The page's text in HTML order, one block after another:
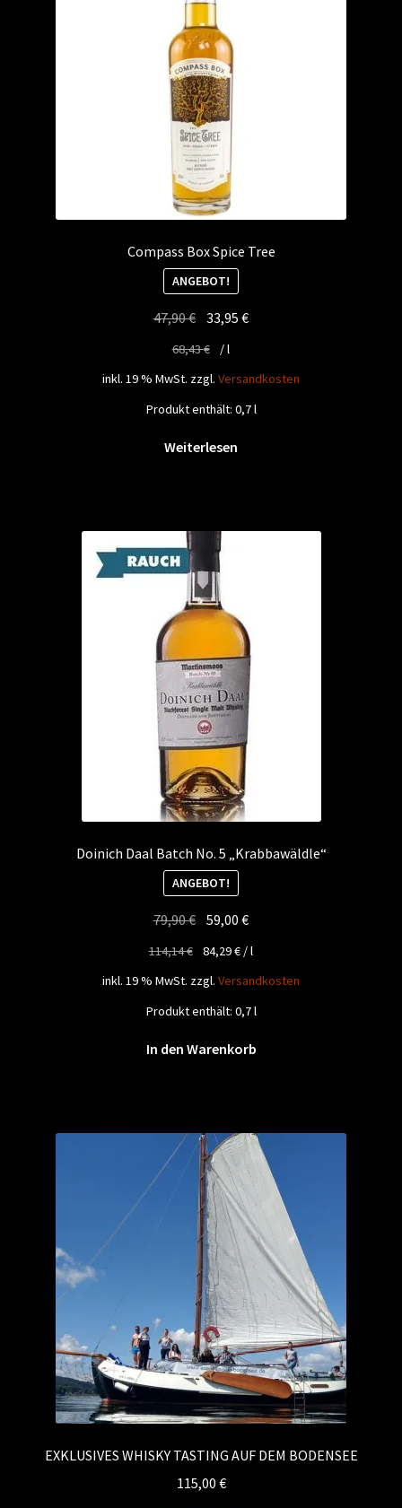
Compass Box Spice Tree
ANGEBOT!
47,90€ Ursprünglicher
47,90 €
33,95€Aktueller
33,95 €.
68,43€ /l
inkl. 19 % MwSt. zzgl. Versandkosten
Produkt enthält: 0,7l
Weiterlesen
Doinich Daal Batch No. 5 „Krabbawäldle“
ANGEBOT!
79,90€ Ursprünglicher
79,90 €
59,00€Aktueller
59,00 €.
114,14€ 84,29€ /l
inkl. 19 % MwSt. zzgl. Versandkosten
Produkt enthält: 0,7l
In den Warenkorb
EXKLUSIVES WHISKY TASTING AUF DEM BODENSEE
115,00 €